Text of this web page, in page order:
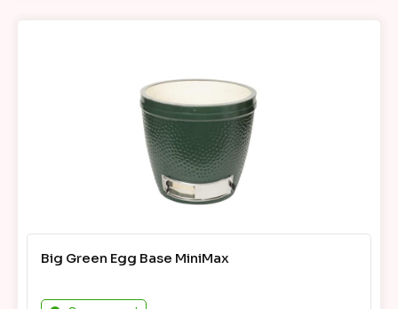
Big Green Egg Base MiniMax